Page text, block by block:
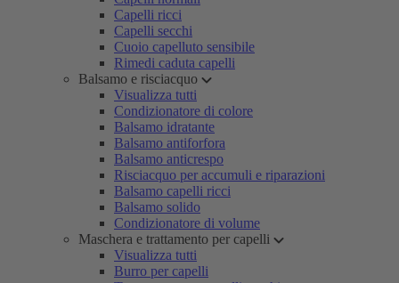
Capelli ricci
Capelli secchi
Cuoio capelluto sensibile
Rimedi caduta capelli
Balsamo e risciacquo
Visualizza tutti
Condizionatore di colore
Balsamo idratante
Balsamo antiforfora
Balsamo anticrespo
Risciacquo per accumuli e riparazioni
Balsamo capelli ricci
Balsamo solido
Condizionatore di volume
Maschera e trattamento per capelli
Visualizza tutti
Burro per capelli